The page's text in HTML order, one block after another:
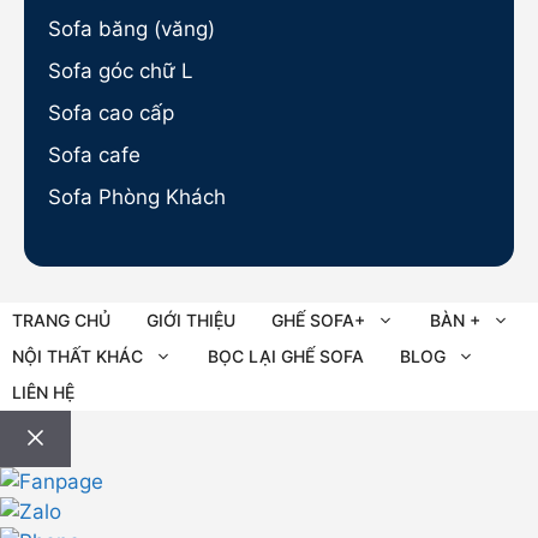
Sofa băng (văng)
Sofa góc chữ L
Sofa cao cấp
Sofa cafe
Sofa Phòng Khách
TRANG CHỦ GIỚI THIỆU GHẾ SOFA+
BÀN +
NỘI THẤT KHÁC
BỌC LẠI GHẾ SOFA
BLOG
LIÊN HỆ
Đóng